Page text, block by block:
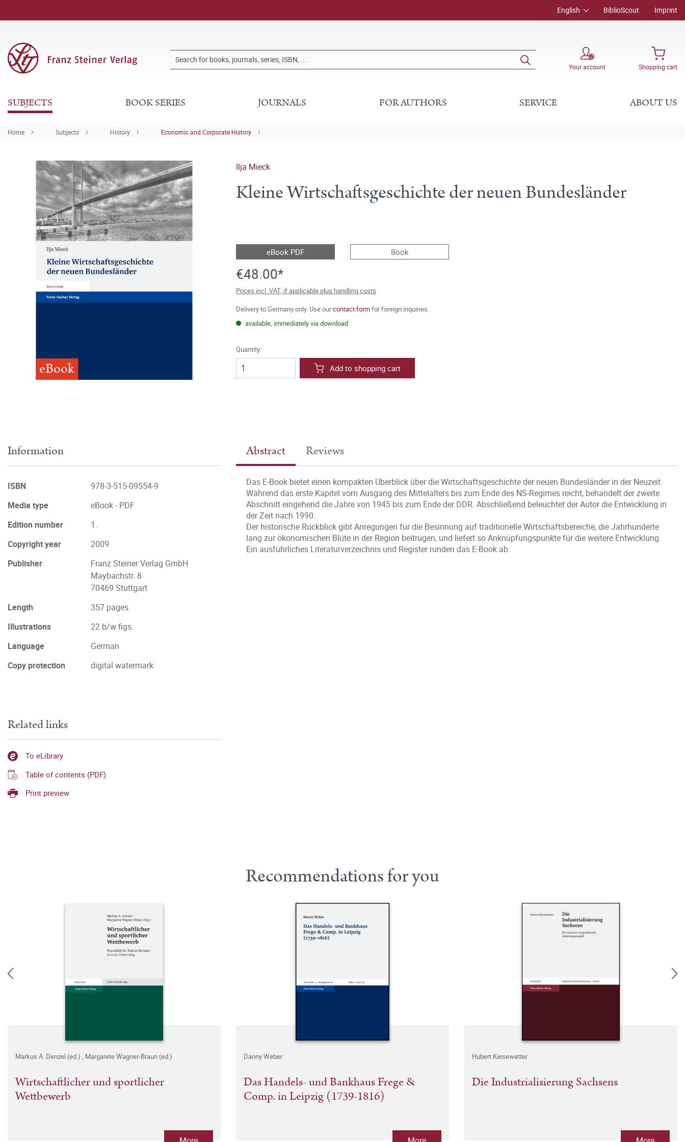
English BiblioScout Imprint
Your account Shopping cart
SUBJECTS BOOK SERIES JOURNALS FOR AUTHORS SERVICE ABOUT US
Home Subjects History Economic and Corporate History
eBook
Ilja Mieck
Kleine Wirtschaftsgeschichte der neuen Bundesländer
eBook PDF Book
€48.00*
Prices incl. VAT, if applicable plus handling costs
Delivery to Germany only. Use ourcontact formfor foreign inquiries.
available, immediately via download
Quantity:
Add to shopping cart
Abstract Reviews
Das E-Book bietet einen kompakten Überblick über die Wirtschaftsgeschichte der neuen Bundesländer in der Neuzeit.
Während das erste Kapitel vom Ausgang des Mittelalters bis zum Ende des NS-Regimes reicht, behandelt der zweite
Abschnitt eingehend die Jahre von 1945 bis zum Ende der DDR. Abschließend beleuchtet der Autor die Entwicklung in
der Zeit nach 1990.
Der historische Rückblick gibt Anregungen für die Besinnung auf traditionelle Wirtschaftsbereiche, die Jahrhunderte
lang zur ökonomischen Blüte in der Region beitrugen, und liefert so Anknüpfungspunkte für die weitere Entwicklung.
Ein ausführliches Literaturverzeichnis und Register runden das E-Book ab.
Information
ISBN
978-3-515-09554-9
Media type
eBook - PDF
Edition number
1.
Copyright year
2009
Publisher
Franz Steiner Verlag GmbH
Maybachstr. 8
70469 Stuttgart
Length
357 pages
Illustrations
22 b/w figs.
Language
German
Copy protection
digital watermark
Related links
To eLibrary
Table of contents (PDF)
Print preview
Recommendations for you
Markus A. Denzel (ed.) , Margarete Wagner-Braun (ed.)
Wirtschaftlicher und sportlicher
Wettbewerb
Danny Weber
Das Handels- und Bankhaus Frege &
Comp. in Leipzig (1739-1816)
Hubert Kiesewetter
Die Industrialisierung Sachsens